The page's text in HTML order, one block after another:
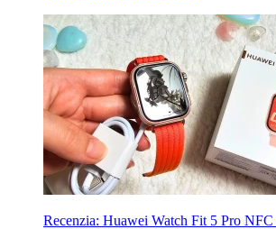
Recenzia: Huawei Watch Fit 5 Pro